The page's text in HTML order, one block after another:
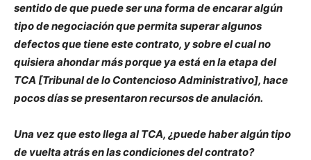
sentido de que puede ser una forma de encarar algún
tipo de negociación que permita superar algunos
defectos que tiene este contrato, y sobre el cual no
quisiera ahondar más porque ya está en la etapa del
TCA [Tribunal de lo Contencioso Administrativo], hace
pocos días se presentaron recursos de anulación.
Una vez que esto llega al TCA, ¿puede haber algún tipo
de vuelta atrás en las condiciones del contrato?